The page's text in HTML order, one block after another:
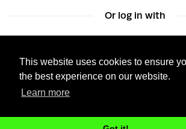
This website uses cookies to ensure
the best experience on our website.
Learn more
Or log in with
Facebook